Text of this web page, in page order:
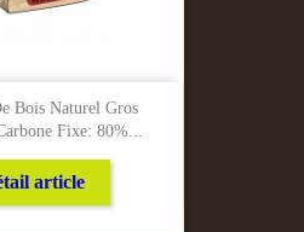
Bois Naturel Gros
Fixe: 80%...
article